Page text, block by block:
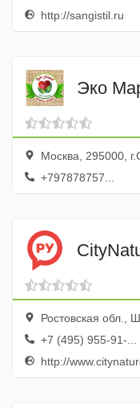
http://sangistil.ru
Эко
Москва, 295000,
+797878757...
Ростовская обл.,
+7 (495) 955-91-...
http://